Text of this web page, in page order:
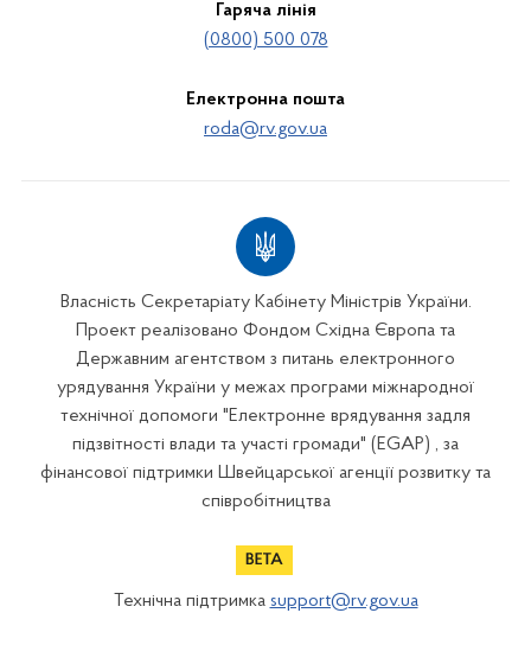
Гаряча лінія
(0800) 500 078
Електронна пошта
roda@rv.gov.ua
Власність Секретаріату Кабінету Міністрів України.
Проект реалізовано Фондом Східна Європа та
Державним агентством з питань електронного
урядування України у межах програми міжнародної
технічної допомоги "Електронне врядування задля
підзвітності влади та участі громади" (EGAP) , за
фінансової підтримки Швейцарської агенції розвитку та
співробітництва
Технічна підтримка support@rv.gov.ua